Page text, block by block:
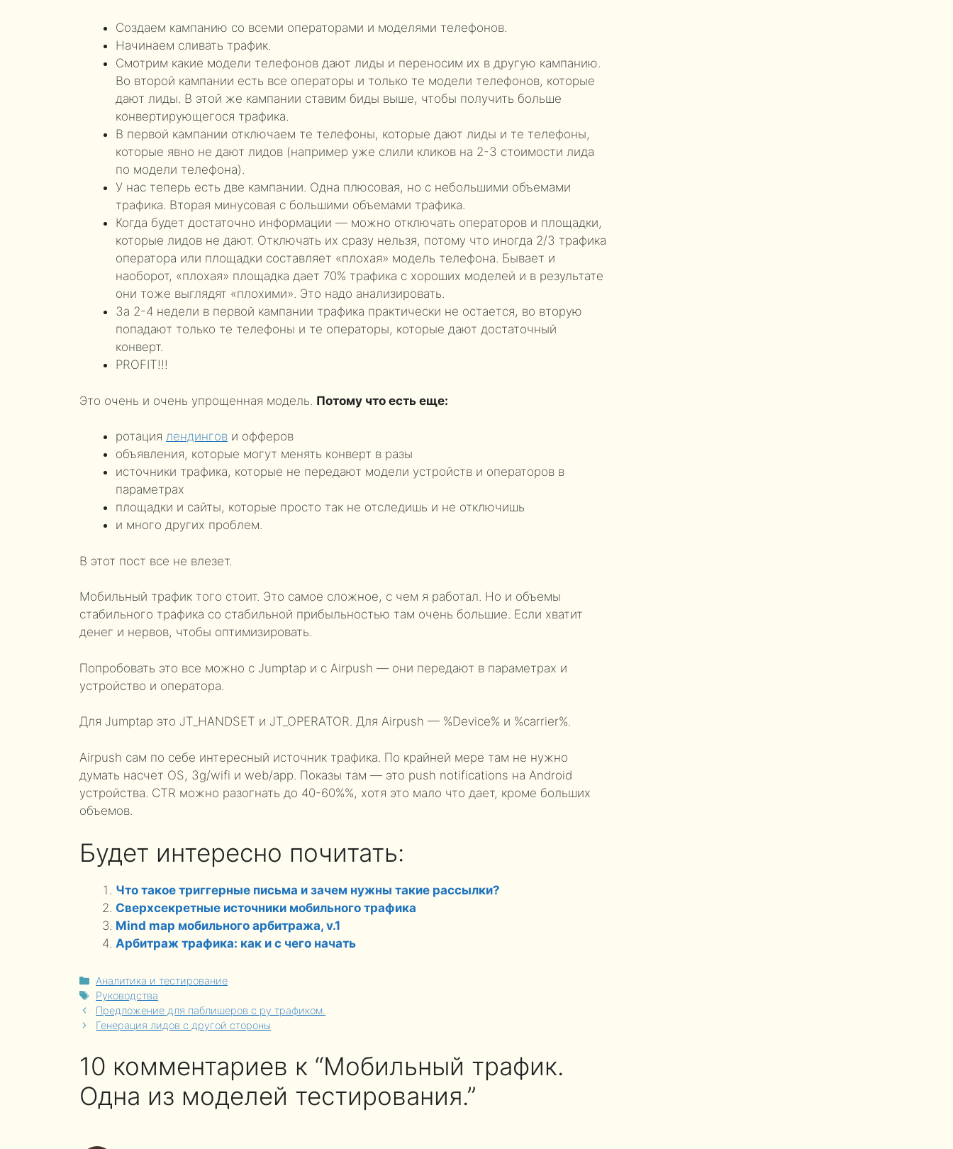
Создаем кампанию со всеми операторами и моделями телефонов.
Начинаем сливать трафик.
Смотрим какие модели телефонов дают лиды и переносим их в другую кампанию.
Во второй кампании есть все операторы и только те модели телефонов, которые
дают лиды. В этой же кампании ставим биды выше, чтобы получить больше
конвертирующегося трафика.
В первой кампании отключаем те телефоны, которые дают лиды и те телефоны,
которые явно не дают лидов (например уже слили кликов на 2-3 стоимости лида
по модели телефона).
У нас теперь есть две кампании. Одна плюсовая, но с небольшими объемами
трафика. Вторая минусовая с большими объемами трафика.
Когда будет достаточно информации — можно отключать операторов и площадки,
которые лидов не дают. Отключать их сразу нельзя, потому что иногда 2/3 трафика
оператора или площадки составляет «плохая» модель телефона. Бывает и
наоборот, «плохая» площадка дает 70% трафика с хороших моделей и в результате
они тоже выглядят «плохими». Это надо анализировать.
За 2-4 недели в первой кампании трафика практически не остается, во вторую
попадают только те телефоны и те операторы, которые дают достаточный
конверт.
PROFIT!!!
Это очень и очень упрощенная модель. Потому что есть еще:
ротация лендингов и офферов
объявления, которые могут менять конверт в разы
источники трафика, которые не передают модели устройств и операторов в
параметрах
площадки и сайты, которые просто так не отследишь и не отключишь
и много других проблем.
В этот пост все не влезет.
Мобильный трафик того стоит. Это самое сложное, с чем я работал. Но и объемы
стабильного трафика со стабильной прибыльностью там очень большие. Если хватит
денег и нервов, чтобы оптимизировать.
Попробовать это все можно с Jumptap и c Airpush — они передают в параметрах и
устройство и оператора.
Для Jumptap это JT_HANDSET и JT_OPERATOR. Для Airpush — %Device% и %carrier%.
Airpush сам по себе интересный источник трафика. По крайней мере там не нужно
думать насчет OS, 3g/wifi и web/app. Показы там — это push notifications на Android
устройства. CTR можно разогнать до 40-60%%, хотя это мало что дает, кроме больших
объемов.
Будет интересно почитать:
Что такое триггерные письма и зачем нужны такие рассылки?
Сверхсекретные источники мобильного трафика
Mind map мобильного арбитража, v.1
Арбитраж трафика: как и с чего начать
Рубрики
Аналитика и тестирование
Метки
Руководства
Предложение для паблишеров с ру трафиком.
Генерация лидов с другой стороны
10 комментариев к “Мобильный трафик.
Одна из моделей тестирования.”